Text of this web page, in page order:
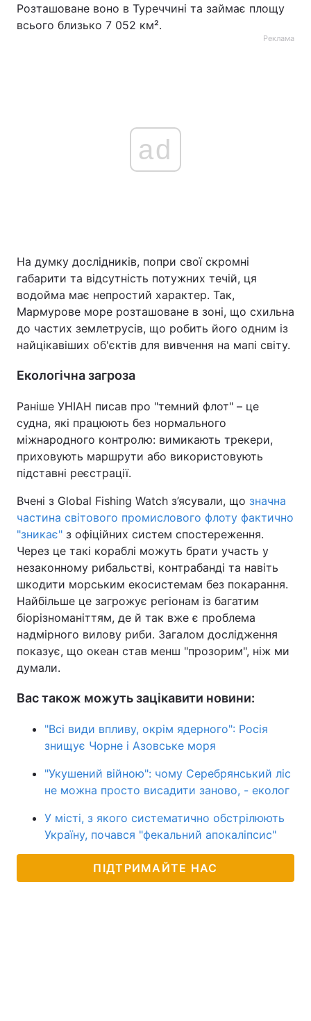
Розташоване воно в Туреччині та займає площу
всього близько 7 052 км².
Реклама
ad
На думку дослідників, попри свої скромні
габарити та відсутність потужних течій, ця
водойма має непростий характер. Так,
Мармурове море розташоване в зоні, що схильна
до частих землетрусів, що робить його одним із
найцікавіших об'єктів для вивчення на мапі світу.
Екологічна загроза
Раніше УНІАН писав про "темний флот" – це
судна, які працюють без нормального
міжнародного контролю: вимикають трекери,
приховують маршрути або використовують
підставні реєстрації.
Вчені з Global Fishing Watch з’ясували, що значна
частина світового промислового флоту фактично
"зникає" з офіційних систем спостереження.
Через це такі кораблі можуть брати участь у
незаконному рибальстві, контрабанді та навіть
шкодити морським екосистемам без покарання.
Найбільше це загрожує регіонам із багатим
біорізноманіттям, де й так вже є проблема
надмірного вилову риби. Загалом дослідження
показує, що океан став менш "прозорим", ніж ми
думали.
Вас також можуть зацікавити новини:
"Всі види впливу, окрім ядерного": Росія
знищує Чорне і Азовське моря
"Укушений війною": чому Серебрянський ліс
не можна просто висадити заново, - еколог
У місті, з якого систематично обстрілюють
Україну, почався "фекальний апокаліпсис"
ПІДТРИМАЙТЕ НАС